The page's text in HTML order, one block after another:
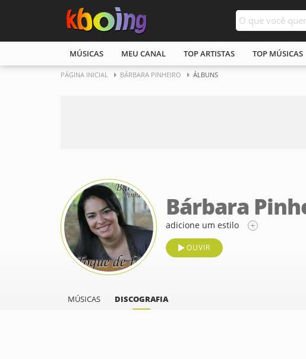
MÚSICAS MEU CANAL TOP ARTISTAS TOP MÚSICAS
PÁGINA INICIAL BÁRBARA PINHEIRO ÁLBUNS
Bárbara
adicione um estilo
OUVIR
MÚSICAS DISCOGRAFIA